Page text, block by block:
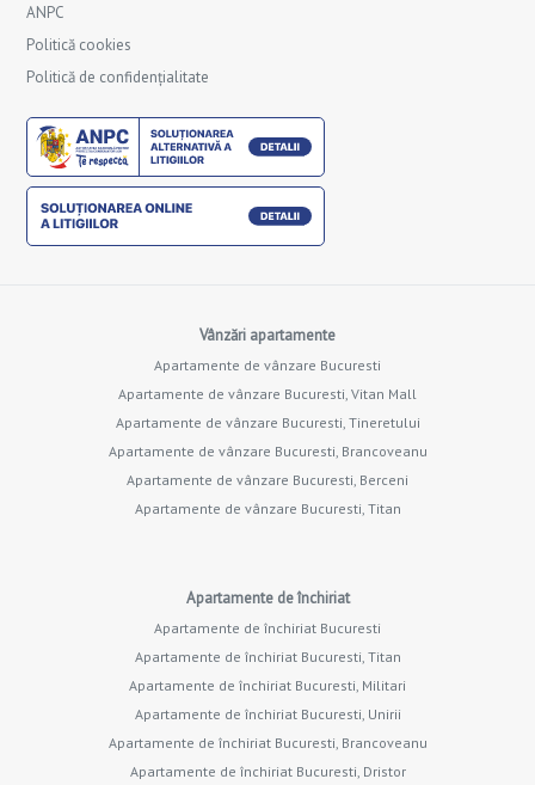
ANPC
Politică cookies
Politică de confidențialitate
Vânzări apartamente
Apartamente de vânzare Bucuresti
Apartamente de vânzare Bucuresti, Vitan Mall
Apartamente de vânzare Bucuresti, Tineretului
Apartamente de vânzare Bucuresti, Brancoveanu
Apartamente de vânzare Bucuresti, Berceni
Apartamente de vânzare Bucuresti, Titan
Apartamente de închiriat
Apartamente de închiriat Bucuresti
Apartamente de închiriat Bucuresti, Titan
Apartamente de închiriat Bucuresti, Militari
Apartamente de închiriat Bucuresti, Unirii
Apartamente de închiriat Bucuresti, Brancoveanu
Apartamente de închiriat Bucuresti, Dristor